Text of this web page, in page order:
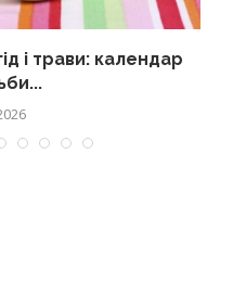
і трави: календар